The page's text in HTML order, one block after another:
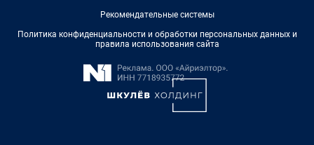
Рекомендательные системы
Политика конфиденциальности и обработки персональных данных и
правила использования сайта